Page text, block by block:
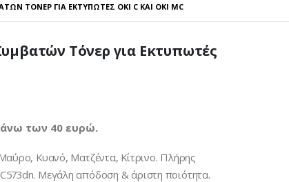
ΤΌΝΕΡ ΓΙΑ ΕΚΤΥΠΩΤΈΣ OKI C ΚΑΙ OKI MC
Τόνερ για Εκτυπωτές
άνω των 40 ευρώ.
Κυανό, Ματζέντα, Κίτρινο. Πλήρης
Μεγάλη απόδοση & άριστη ποιότητα.